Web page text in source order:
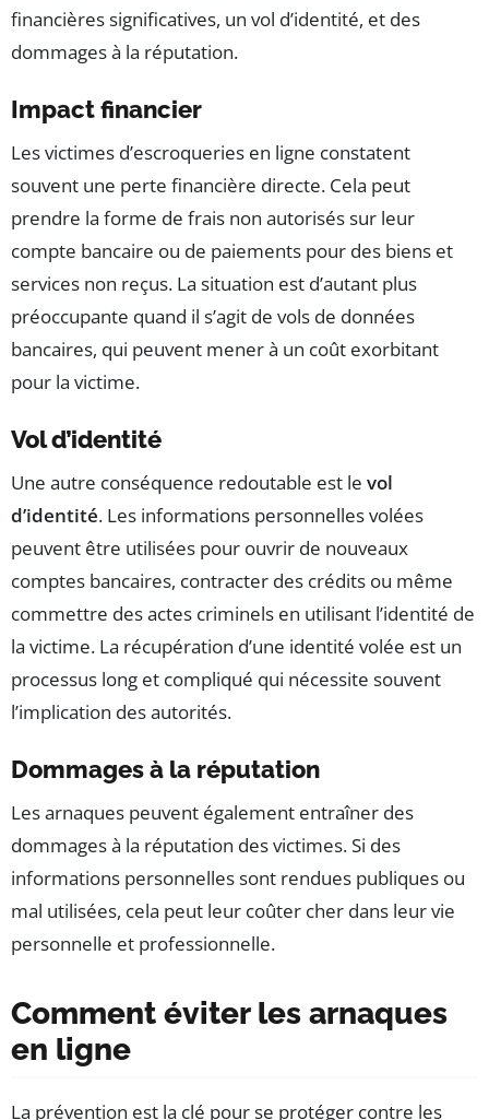
financières significatives, un vol d’identité, et des
dommages à la réputation.
Impact financier
Les victimes d’escroqueries en ligne constatent
souvent une perte financière directe. Cela peut
prendre la forme de frais non autorisés sur leur
compte bancaire ou de paiements pour des biens et
services non reçus. La situation est d’autant plus
préoccupante quand il s’agit de vols de données
bancaires, qui peuvent mener à un coût exorbitant
pour la victime.
Vol d’identité
Une autre conséquence redoutable est le vol
d’identité. Les informations personnelles volées
peuvent être utilisées pour ouvrir de nouveaux
comptes bancaires, contracter des crédits ou même
commettre des actes criminels en utilisant l’identité de
la victime. La récupération d’une identité volée est un
processus long et compliqué qui nécessite souvent
l’implication des autorités.
Dommages à la réputation
Les arnaques peuvent également entraîner des
dommages à la réputation des victimes. Si des
informations personnelles sont rendues publiques ou
mal utilisées, cela peut leur coûter cher dans leur vie
personnelle et professionnelle.
Comment éviter les arnaques
en ligne
La prévention est la clé pour se protéger contre les